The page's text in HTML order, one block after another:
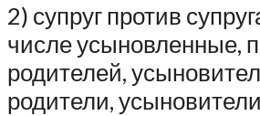
2) супруг против
числе усыновленные,
родителей,
родители,